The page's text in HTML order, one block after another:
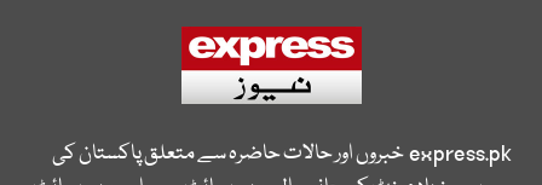
express.pkخبروں اور حالات حاضرہ سے متعلق پاکستان کی